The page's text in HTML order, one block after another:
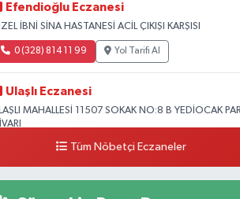
Efendioğlu Eczanesi
İBNİ SİNA HASTANESİ ACİL ÇIKIŞI KARŞISI
0 (328) 814 11 99 Yol Tarifi Al
Ulaşlı Eczanesi
MAHALLESİ 11507 SOKAK NO:8 B YEDİOCAK
0 (546) 158 81 80 Yol Tarifi Al
Tüm Nöbetçi Eczaneler